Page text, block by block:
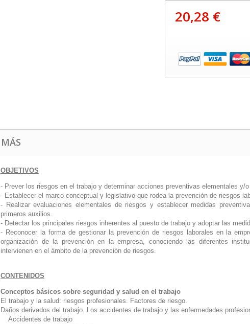
20,28 €
MÁS
OBJETIVOS
- Prever los riesgos en el trabajo y determinar acciones preventivas elementales
- Establecer el marco conceptual y legislativo que rodea la prevención de riesgos
- Realizar evaluaciones elementales de riesgos y establecer medidas
primeros auxilios.
- Detectar los principales riesgos inherentes al puesto de trabajo y adoptar las
- Reconocer la forma de gestionar la prevención de riesgos laborales en la
organización de la prevención en la empresa, conociendo las diferentes
intervienen en el ámbito de la prevención de riesgos.
CONTENIDOS
Conceptos básicos sobre seguridad y salud en el trabajo
El trabajo y la salud: riesgos profesionales. Factores de riesgo.
Daños derivados del trabajo. Los accidentes de trabajo y las enfermedades
Accidentes de trabajo